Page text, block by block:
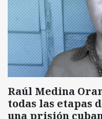
Raúl Medina
todas las etapas
una prisión